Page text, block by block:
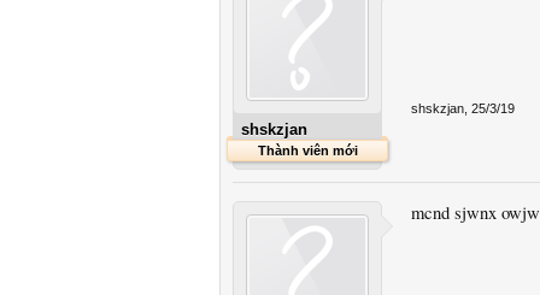
shskzjan
Thành viên mới
shskzjan 25/3/19
mcnd sjwnx